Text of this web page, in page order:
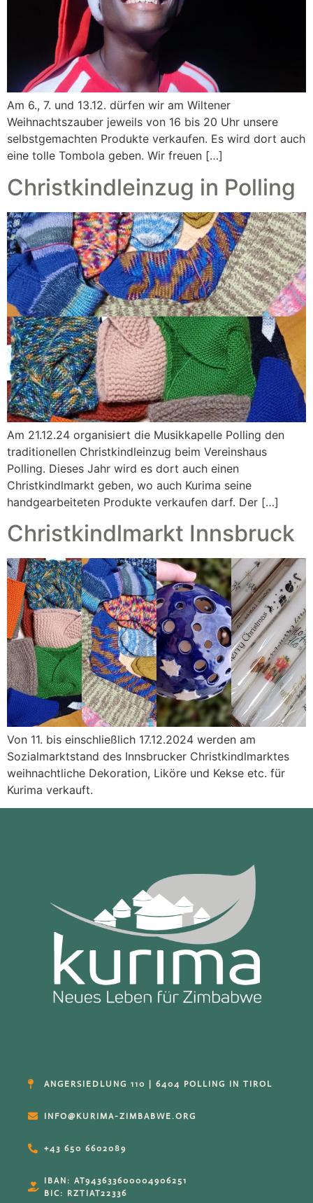
Am 6., 7. und 13.12. dürfen wir am Wiltener
Weihnachtszauber jeweils von 16 bis 20 Uhr unsere
selbstgemachten Produkte verkaufen. Es wird dort auch
eine tolle Tombola geben. Wir freuen […]
Christkindleinzug in Polling
Am 21.12.24 organisiert die Musikkapelle Polling den
traditionellen Christkindleinzug beim Vereinshaus
Polling. Dieses Jahr wird es dort auch einen
Christkindlmarkt geben, wo auch Kurima seine
handgearbeiteten Produkte verkaufen darf. Der […]
Christkindlmarkt Innsbruck
Von 11. bis einschließlich 17.12.2024 werden am
Sozialmarktstand des Innsbrucker Christkindlmarktes
weihnachtliche Dekoration, Liköre und Kekse etc. für
Kurima verkauft.
ANGERSIEDLUNG 110 | 6404 POLLING IN TIROL
INFO@KURIMA-ZIMBABWE.ORG
+43 650 6602089
IBAN: AT943633600004906251
BIC: RZTIAT22336